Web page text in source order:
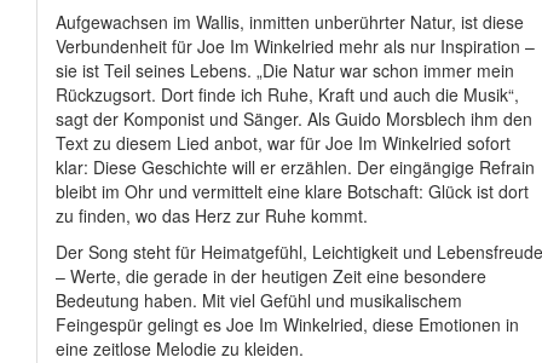
Aufgewachsen im Wallis, inmitten unberührter Natur, ist diese
Verbundenheit für Joe Im Winkelried mehr als nur Inspiration –
sie ist Teil seines Lebens. „Die Natur war schon immer mein
Rückzugsort. Dort finde ich Ruhe, Kraft und auch die Musik“,
sagt der Komponist und Sänger. Als Guido Morsblech ihm den
Text zu diesem Lied anbot, war für Joe Im Winkelried sofort
klar: Diese Geschichte will er erzählen. Der eingängige Refrain
bleibt im Ohr und vermittelt eine klare Botschaft: Glück ist dort
zu finden, wo das Herz zur Ruhe kommt.
Der Song steht für Heimatgefühl, Leichtigkeit und Lebensfreude
– Werte, die gerade in der heutigen Zeit eine besondere
Bedeutung haben. Mit viel Gefühl und musikalischem
Feingespür gelingt es Joe Im Winkelried, diese Emotionen in
eine zeitlose Melodie zu kleiden.